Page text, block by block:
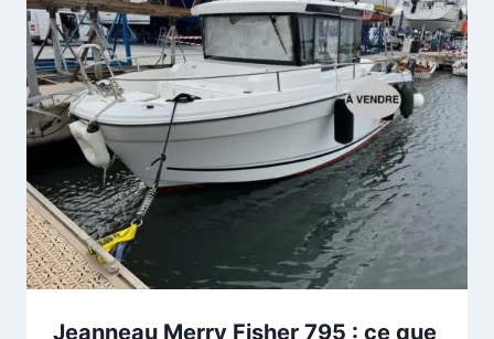
Jeanneau Merry Fisher 795 : ce que